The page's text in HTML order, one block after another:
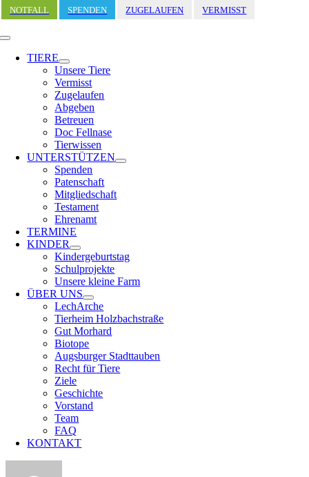
Zum
Inhalt
springen
NOTFALL SPENDEN ZUGELAUFEN VERMISST
Toggle
Navigation
TIERE
Unsere Tiere
Vermisst
Zugelaufen
Abgeben
Betreuen
Doc Fellnase
Tierwissen
UNTERSTÜTZEN
Spenden
Patenschaft
Mitgliedschaft
Testament
Ehrenamt
TERMINE
KINDER
Kindergeburtstag
Schulprojekte
Unsere kleine Farm
ÜBER UNS
LechArche
Tierheim Holzbachstraße
Gut Morhard
Biotope
Augsburger Stadttauben
Recht für Tiere
Ziele
Geschichte
Vorstand
Team
FAQ
KONTAKT